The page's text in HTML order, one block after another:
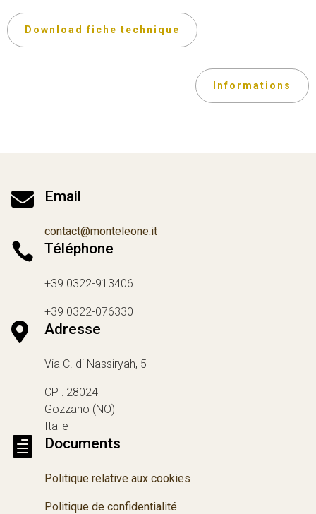
Download fiche technique
Informations
 Email
contact@monteleone.it
 Téléphone
+39 0322-913406
+39 0322-076330
 Adresse
Via C. di Nassiryah, 5
CP : 28024
Gozzano (NO)
Italie
 Documents
Politique relative aux cookies
Politique de confidentialité